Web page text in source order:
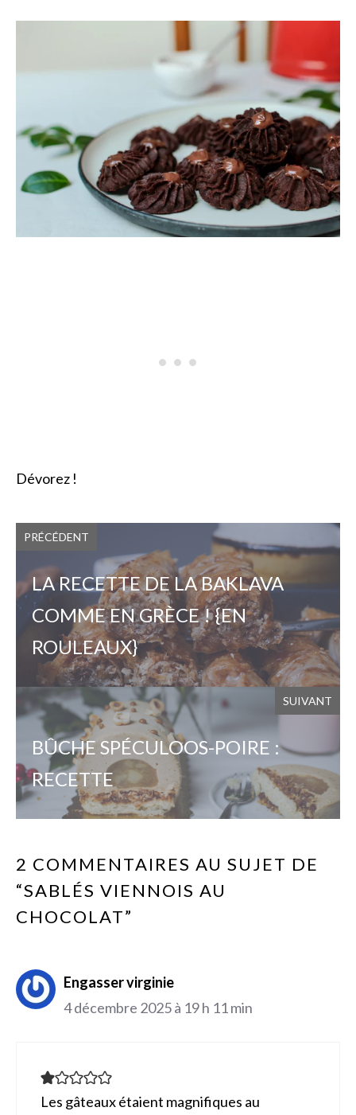
Dévorez !
PRÉCÉDENT
LA RECETTE DE LA BAKLAVA
COMME EN GRÈCE ! {EN
ROULEAUX}
SUIVANT
BÛCHE SPÉCULOOS-POIRE :
RECETTE
2 COMMENTAIRES AU SUJET DE
“SABLÉS VIENNOIS AU
CHOCOLAT”
Engasser virginie
4 décembre 2025 à 19 h 11 min
Les gâteaux étaient magnifiques au